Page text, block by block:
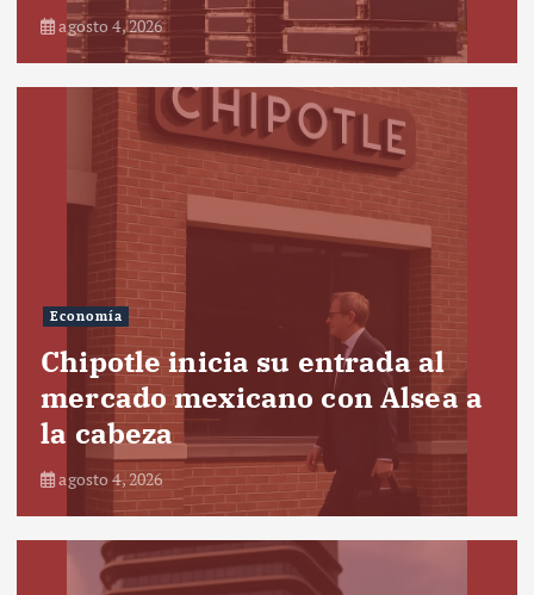
agosto 4, 2026
Economía
Chipotle inicia su entrada al
mercado mexicano con Alsea a
la cabeza
agosto 4, 2026